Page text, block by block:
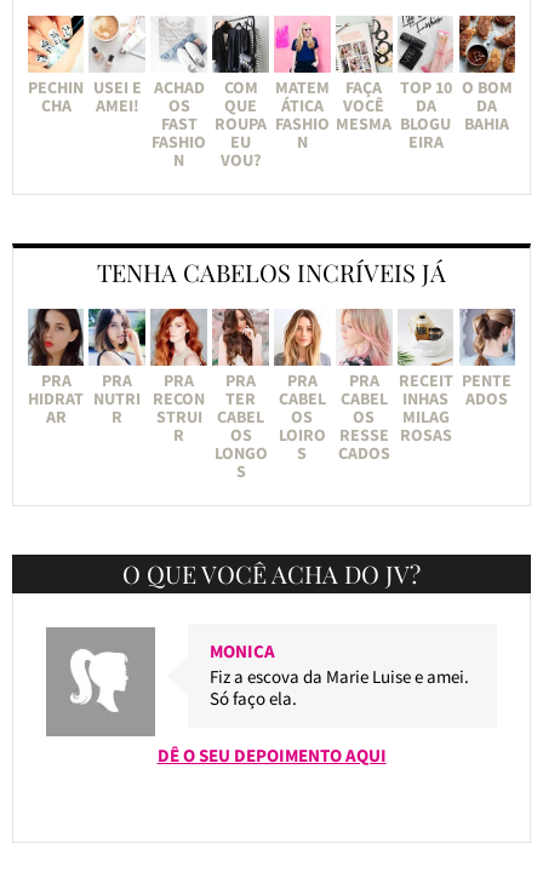
PECHIN
CHA
USEI E
AMEI!
ACHAD
OS
FAST
FASHIO
N
COM
QUE
ROUPA
EU
VOU?
MATEM
ÁTICA
FASHIO
N
FAÇA
VOCÊ
MESMA
TOP 10
DA
BLOGU
EIRA
O BOM
DA
BAHIA
TENHA CABELOS INCRÍVEIS JÁ
PRA
HIDRAT
AR
PRA
NUTRI
R
PRA
RECON
STRUI
R
PRA
TER
CABEL
OS
LONGO
S
PRA
CABEL
OS
LOIRO
S
PRA
CABEL
OS
RESSE
CADOS
RECEIT
INHAS
MILAG
ROSAS
PENTE
ADOS
O QUE VOCÊ ACHA DO JV?
MONICA
Fiz a escova da Marie Luise e amei.
Só faço ela.
DÊ O SEU DEPOIMENTO AQUI